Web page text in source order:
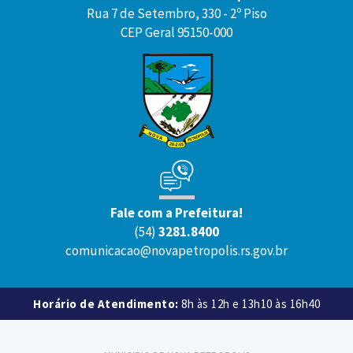
Rua 7 de Setembro, 330 - 2º Piso
CEP Geral 95150-000
Fale com a Prefeitura!
(54) 3281.8400
comunicacao@novapetropolis.rs.gov.br
Horário de Atendimento: 8h às 12h e 13h10 às 16h40